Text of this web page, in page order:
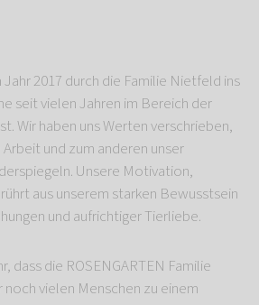
2017 durch die Familie Nietfeld ins
seit vielen Jahren im Bereich der
Wir haben uns Werten verschrieben,
und zum anderen unser
Unsere Motivation,
aus unserem starken Bewusstsein
und aufrichtiger Tierliebe.
dass die ROSENGARTEN Familie
vielen Menschen zu einem